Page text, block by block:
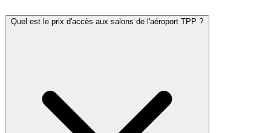
Quel est le prix d'accès aux salons de l'aéroport TPP ?